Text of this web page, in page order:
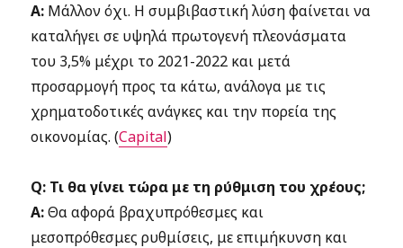
A: Μάλλον όχι. Η συμβιβαστική λύση φαίνεται να
καταλήγει σε υψηλά πρωτογενή πλεονάσματα
του 3,5% μέχρι το 2021-2022 και μετά
προσαρμογή προς τα κάτω, ανάλογα με τις
χρηματοδοτικές ανάγκες και την πορεία της
οικονομίας. (Capital)
Q: Τι θα γίνει τώρα με τη ρύθμιση του χρέους;
A:Θα αφορά βραχυπρόθεσμες και
μεσοπρόθεσμες ρυθμίσεις, με επιμήκυνση και